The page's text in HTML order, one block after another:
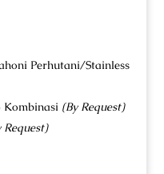
Perhutani/Stainless
(By Request)
Request)